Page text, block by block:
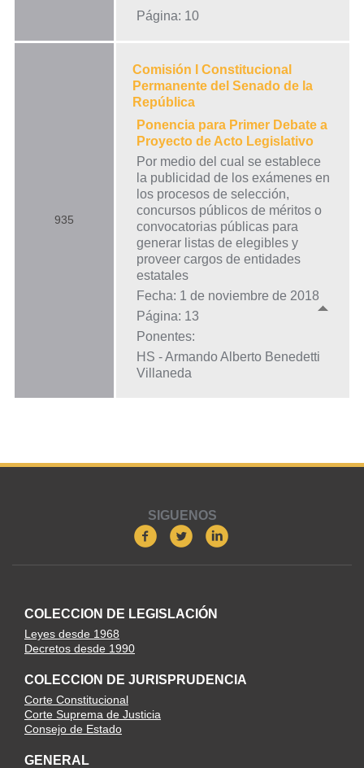
Página: 10
935
Comisión I Constitucional
Permanente del Senado de la
República
Ponencia para Primer Debate a
Proyecto de Acto Legislativo
Por medio del cual se establece
la publicidad de los exámenes en
los procesos de selección,
concursos públicos de méritos o
convocatorias públicas para
generar listas de elegibles y
proveer cargos de entidades
estatales
Fecha: 1 de noviembre de 2018
Página: 13
Ponentes:
HS - Armando Alberto Benedetti
Villaneda
SIGUENOS
COLECCION DE LEGISLACIÓN
Leyes desde 1968
Decretos desde 1990
COLECCION DE JURISPRUDENCIA
Corte Constitucional
Corte Suprema de Justicia
Consejo de Estado
GENERAL